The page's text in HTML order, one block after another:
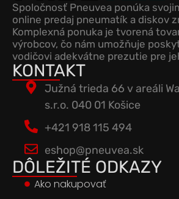
Spoločnosť Pneuvea ponúka
online predaj pneumatík a diskov
Komplexná ponuka je tvorená
výrobcov, čo nám umožňuje
vodičovi adekvátne prezutie pre
KONTAKT
Južná trieda 66 v areáli
s.r.o. 040 01 Košice
+421 918 115 494
eshop@pneuvea.sk
DÔLEŽITÉ ODKAZY
Ako nakupovať